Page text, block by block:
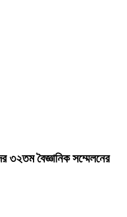
৩২তম বৈজ্ঞানিক সম্মেলনের